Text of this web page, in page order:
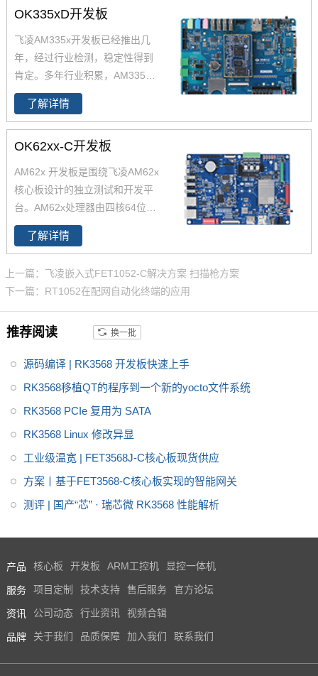
OK335xD开发板
飞凌AM335x开发板已经推出几
年，经过行业检测，稳定性得到
肯定。多年行业积累，AM335x
的解决方案涉及各行各业，欢迎
进店咨询。飞凌AM335x开发板
基于TI Cortex-A8 AM335x CPU
设计开发，主频800MHz，支持Li
了解详情
OK62xx-C开发板
AM62x 开发板是围绕飞凌AM62x
核心板设计的独立测试和开发平
台。AM62x处理器由四核64位Ar
m -Cortex -A53微处理器 和Cort
ex-M4F组成。AM62x开发板整
进行严苛的环境温度测试、压力
测试、长期稳定性运行测试，使
AM62x可在各种严苛环境稳定运
行
了解详情
上一篇：飞凌嵌入式FET1052-C解决方案 扫描枪方案
下一篇：RT1052在配网自动化终端的应用
推荐阅读 换一批
源码编译 | RK3568 开发板快速上手
RK3568移植QT的程序到一个新的yocto文件系统
RK3568 PCIe 复用为 SATA
RK3568 Linux 修改异显
工业级温宽 | FET3568J-C核心板现货供应
方案丨基于FET3568-C核心板实现的智能网关
测评 | 国产“芯” · 瑞芯微 RK3568 性能解析
产品 核心板 开发板 ARM工控机 显控一体机
服务 项目定制 技术支持 售后服务 官方论坛
资讯 公司动态 行业资讯 视频合辑
品牌 关于我们 品质保障 加入我们 联系我们